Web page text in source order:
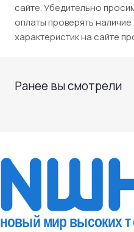
сайте. Убедительно
оплаты проверять
характеристик на сайте
Ранее вы смотрели